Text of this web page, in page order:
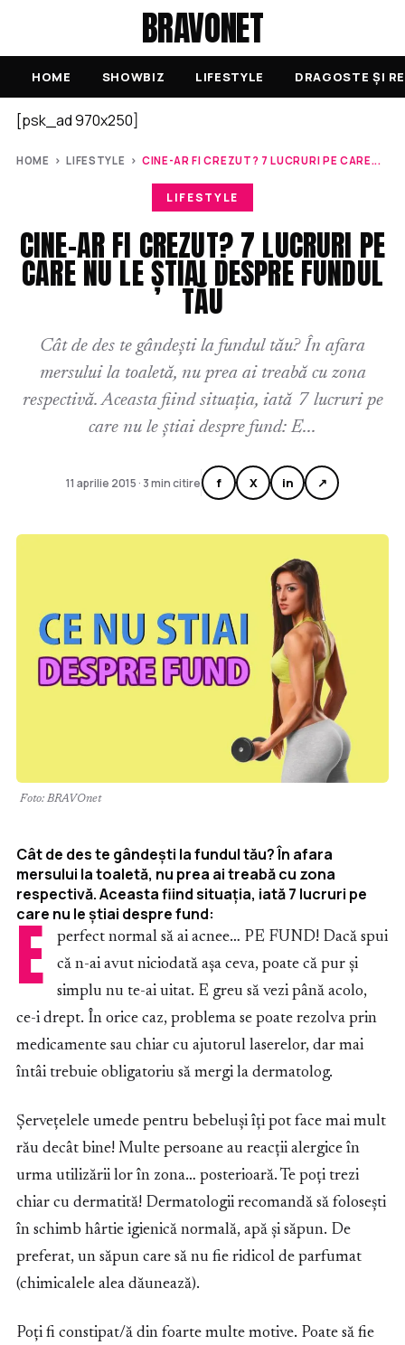
BRAVONET
HOME SHOWBIZ LIFESTYLE DRAGOSTE ȘI
[psk_ad 970x250]
HOME ›LIFESTYLE › CINE-AR FI CREZUT? 7 LUCRURI PE CARE...
LIFESTYLE
CINE-AR FI CREZUT? 7 LUCRURI PE
CARE NU LE ȘTIAI DESPRE FUNDUL
TĂU
Cât de des te gândești la fundul tău? În afara
mersului la toaletă, nu prea ai treabă cu zona
respectivă. Aceasta fiind situația, iată 7 lucruri pe
care nu le știai despre fund: E...
11 aprilie 2015 · 3 min citire f X in ↗
Foto: BRAVOnet
Cât de des te gândești la fundul tău? În afara
mersului la toaletă, nu prea ai treabă cu zona
respectivă. Aceasta fiind situația, iată 7 lucruri pe
care nu le știai despre fund:
E
perfect normal să ai acnee… PE FUND! Dacă spui
că n-ai avut niciodată așa ceva, poate că pur și
simplu nu te-ai uitat. E greu să vezi până acolo,
ce-i drept. În orice caz, problema se poate rezolva prin
medicamente sau chiar cu ajutorul laserelor, dar mai
întâi trebuie obligatoriu să mergi la dermatolog.
Șervețelele umede pentru bebeluși îți pot face mai mult
rău decât bine! Multe persoane au reacții alergice în
urma utilizării lor în zona… posterioară. Te poți trezi
chiar cu dermatită! Dermatologii recomandă să folosești
în schimb hârtie igienică normală, apă și săpun. De
preferat, un săpun care să nu fie ridicol de parfumat
(chimicalele alea dăunează).
Poți fi constipat/ă din foarte multe motive. Poate să fie